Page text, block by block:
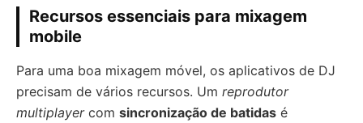
Recursos essenciais para mixagem
mobile
Para uma boa mixagem móvel, os aplicativos de DJ
precisam de vários recursos. Um reprodutor
multiplayercom sincronização de batidas é